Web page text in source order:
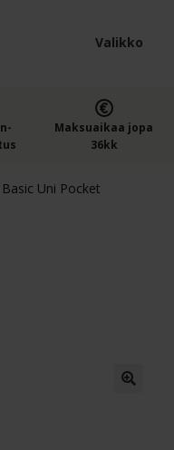
Valikko
Maksuaikaa jopa
36kk
Basic Uni Pocket